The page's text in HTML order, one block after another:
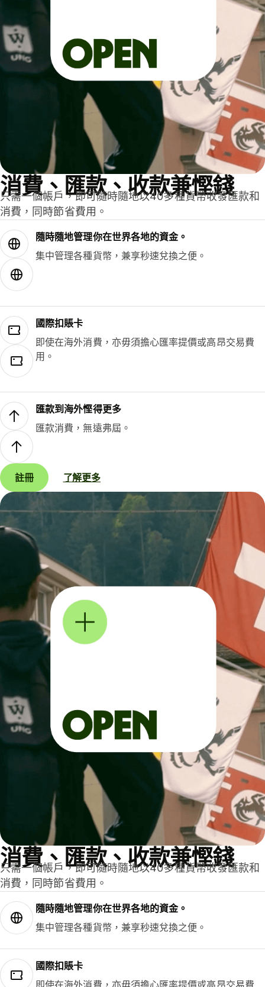
消費、匯款、收款兼慳錢
只需一個帳戶，即可隨時隨地以40多種貨幣收發匯款和
消費，同時節省費用。
隨時隨地管理你在世界各地的資金。
集中管理各種貨幣，兼享秒速兌換之便。
國際扣賬卡
即使在海外消費，亦毋須擔心匯率提價或高昂交易費
用。
匯款到海外慳得更多
匯款消費，無遠弗屆。
註冊 了解更多
消費、匯款、收款兼慳錢
只需一個帳戶，即可隨時隨地以40多種貨幣收發匯款和
消費，同時節省費用。
隨時隨地管理你在世界各地的資金。
集中管理各種貨幣，兼享秒速兌換之便。
國際扣賬卡